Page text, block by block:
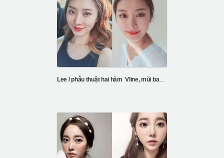
Lee / phẫu thuật hai hàm Vline, mũi barbie line